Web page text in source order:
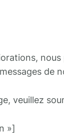
de
veuillez
»]